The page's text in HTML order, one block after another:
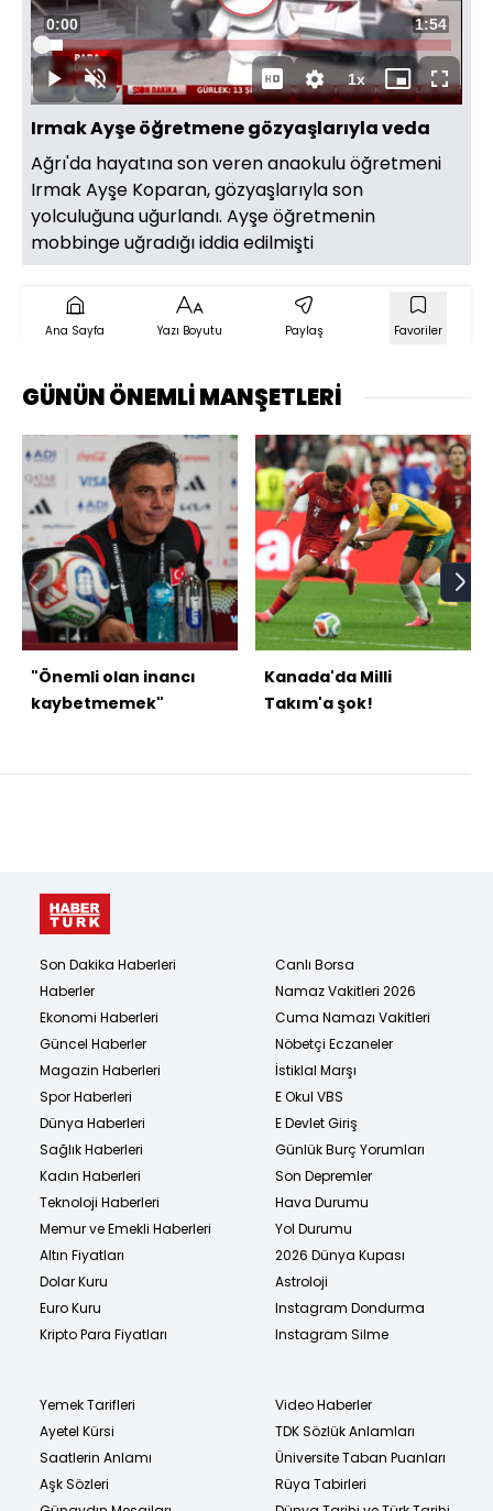
Oynat
OynatSesi
Aç
Süre
0:00 Toplam
Süre
1:54
Yüklendi:
5.20%
1xOynatma
Hızı
Mini
oynatıcı
Tam
Ekran
Irmak Ayşe öğretmene gözyaşlarıyla veda
Ağrı'da hayatına son veren anaokulu öğretmeni
Irmak Ayşe Koparan, gözyaşlarıyla son
yolculuğuna uğurlandı. Ayşe öğretmenin
mobbinge uğradığı iddia edilmişti
Ana Sayfa Yazı Boyutu Paylaş Favoriler
GÜNÜN ÖNEMLİ MANŞETLERİ
"Önemli olan inancı
kaybetmemek"
Kanada'da Milli
Takım'a şok!
Son Dakika Haberleri
Haberler
Ekonomi Haberleri
Güncel Haberler
Magazin Haberleri
Spor Haberleri
Dünya Haberleri
Sağlık Haberleri
Kadın Haberleri
Teknoloji Haberleri
Memur ve Emekli Haberleri
Altın Fiyatları
Dolar Kuru
Euro Kuru
Kripto Para Fiyatları
Canlı Borsa
Namaz Vakitleri 2026
Cuma Namazı Vakitleri
Nöbetçi Eczaneler
İstiklal Marşı
E Okul VBS
E Devlet Giriş
Günlük Burç Yorumları
Son Depremler
Hava Durumu
Yol Durumu
2026 Dünya Kupası
Astroloji
Instagram Dondurma
Instagram Silme
Yemek Tarifleri
Ayetel Kürsi
Saatlerin Anlamı
Aşk Sözleri
Video Haberler
TDK Sözlük Anlamları
Üniversite Taban Puanları
Rüya Tabirleri